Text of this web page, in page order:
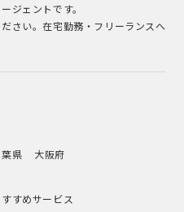
ジェントです。
さい。在宅勤務・フリーランスへ
県 大阪府
すめサービス